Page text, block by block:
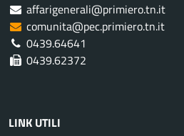
affarigenerali@primiero.tn.it
comunita@pec.primiero.tn.it
0439.64641
0439.62372
LINK UTILI